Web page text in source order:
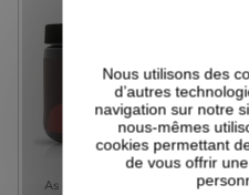
As I Am - Classique - Coconut
Nous utilisons des
d’autres
navigation sur notre
nous-mêmes
cookies permettant
de vous offrir